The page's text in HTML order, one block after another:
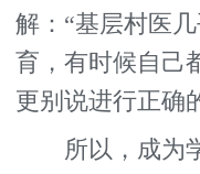
解：“基层村医
育，有时候自己
更别说进行正确
所以，成为学